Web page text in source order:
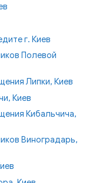
г. Киев
Полевой
Липки, Киев
Киев
Кибальчича,
Виноградарь,